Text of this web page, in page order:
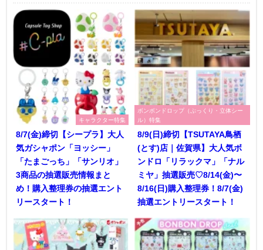
キャラクター特集
8/7(金)締切【シープラ】大人
気ガシャポン「ヨッシー」
「たまごっち」「サンリオ」
3商品の抽選販売情報まと
め！購入整理券の抽選エント
リースタート！
ボンボンドロップ（ぷっくり・立体シー
ル）特集
8/9(日)締切【TSUTAYA鳥栖
(とす)店｜佐賀県】大人気ボ
ンドロ「リラックマ」「ナル
ミヤ」抽選販売♡8/14(金)〜
8/16(日)購入整理券！8/7(金)
抽選エントリースタート！